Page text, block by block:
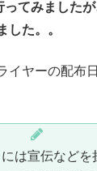
てみました
した。。
イヤーの配布
は宣伝などを